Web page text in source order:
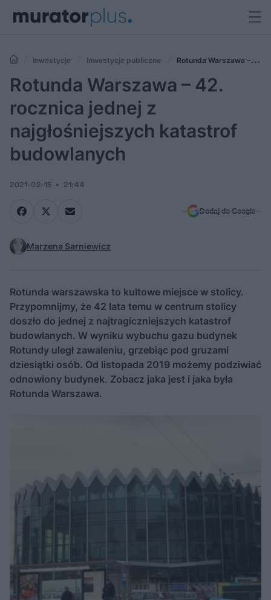
Inwestycje Inwestycje publiczne
Rotunda Warszawa – 42.
rocznica jednej z najgłośniejszych katastrof budowlanych
Rotunda Warszawa – 42.
rocznica jednej z
najgłośniejszych katastrof
budowlanych
2021-02-15 21:44
Dodaj do Google
Marzena Sarniewicz
Rotunda warszawska to kultowe miejsce w stolicy.
Przypomnijmy, że 42 lata temu w centrum stolicy
doszło do jednej z najtragiczniejszych katastrof
budowlanych. W wyniku wybuchu gazu budynek
Rotundy uległ zawaleniu, grzebiąc pod gruzami
dziesiątki osób. Od listopada 2019 możemy podziwiać
odnowiony budynek. Zobacz jaka jest i jaka była
Rotunda Warszawa.